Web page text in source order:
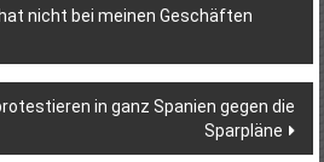
nicht bei meinen Geschäften
in ganz Spanien gegen die
Sparpläne